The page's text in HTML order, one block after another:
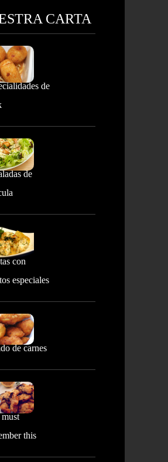
CARTA
de
de
con
especiales
de carnes
this